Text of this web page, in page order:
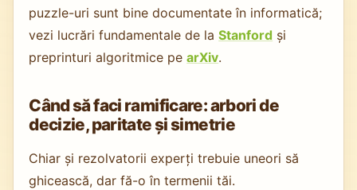
puzzle-uri sunt bine documentate în informatică;
vezi lucrări fundamentale de laStanford și
preprinturi algoritmice pearXiv.
Când să faci ramificare: arbori de
decizie, paritate și simetrie
Chiar și rezolvatorii experți trebuie uneori să
ghicească, dar fă-o în termenii tăi.